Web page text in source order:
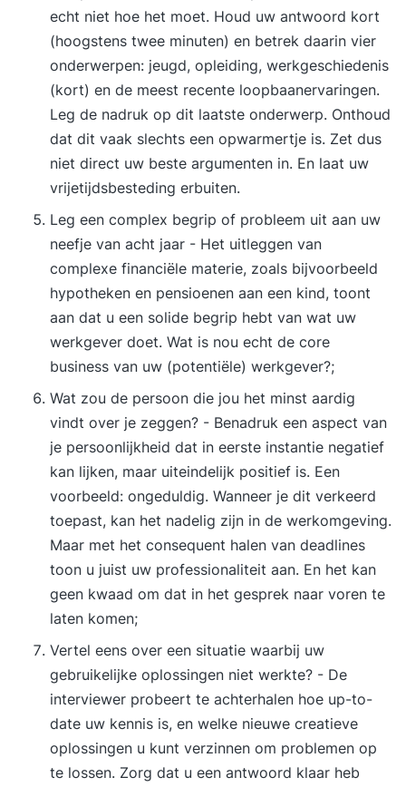
echt niet hoe het moet. Houd uw antwoord kort
(hoogstens twee minuten) en betrek daarin vier
onderwerpen: jeugd, opleiding, werkgeschiedenis
(kort) en de meest recente loopbaanervaringen.
Leg de nadruk op dit laatste onderwerp. Onthoud
dat dit vaak slechts een opwarmertje is. Zet dus
niet direct uw beste argumenten in. En laat uw
vrijetijdsbesteding erbuiten.
Leg een complex begrip of probleem uit aan uw
neefje van acht jaar - Het uitleggen van
complexe financiële materie, zoals bijvoorbeeld
hypotheken en pensioenen aan een kind, toont
aan dat u een solide begrip hebt van wat uw
werkgever doet. Wat is nou echt de core
business van uw (potentiële) werkgever?;
Wat zou de persoon die jou het minst aardig
vindt over je zeggen? - Benadruk een aspect van
je persoonlijkheid dat in eerste instantie negatief
kan lijken, maar uiteindelijk positief is. Een
voorbeeld: ongeduldig. Wanneer je dit verkeerd
toepast, kan het nadelig zijn in de werkomgeving.
Maar met het consequent halen van deadlines
toon u juist uw professionaliteit aan. En het kan
geen kwaad om dat in het gesprek naar voren te
laten komen;
Vertel eens over een situatie waarbij uw
gebruikelijke oplossingen niet werkte? - De
interviewer probeert te achterhalen hoe up-to-
date uw kennis is, en welke nieuwe creatieve
oplossingen u kunt verzinnen om problemen op
te lossen. Zorg dat u een antwoord klaar heb